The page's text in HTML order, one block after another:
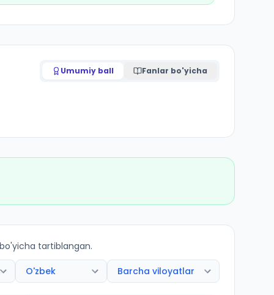
Umumiy ball Fanlar bo'yicha
tartiblangan.